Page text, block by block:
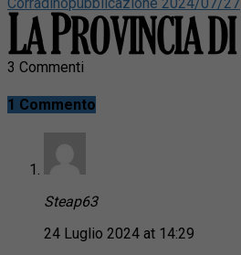
Corradinopubblicazione 2024/07/27
3 Commenti
1 Commento
Steap63
24 Luglio 2024 at 14:29